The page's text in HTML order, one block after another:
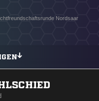
Nordsaar